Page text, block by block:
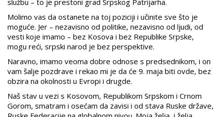
službu – to je prestoni grad Srpskog Patrijarha.
Molimo vas da ostanete na toj poziciji i učinite sve što je
moguće. Jer – nezavisno od politike, nezavisno od ljudi, od
vesti koje imamo – bez Kosova i bez Republike Srpske,
mogu reći, srpski narod je bez perspektive.
Naravno, imamo veoma dobre odnose s predsednikom, i on
vam šalje pozdrave i rekao mi je da će 9. maja biti ovde, bez
obzira na okolnosti u Evropi i drugde.
Naš stav u vezi s Kosovom, Republikom Srpskom i Crnom
Gorom, smatram i osećam da zavisi i od stava Ruske države,